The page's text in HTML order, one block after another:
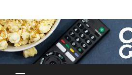
to
contentCine Geek